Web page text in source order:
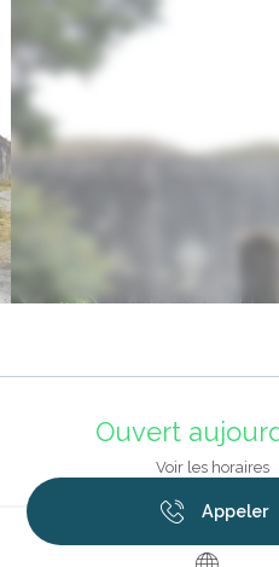
Ouvert
Voir les horaires
Appeler